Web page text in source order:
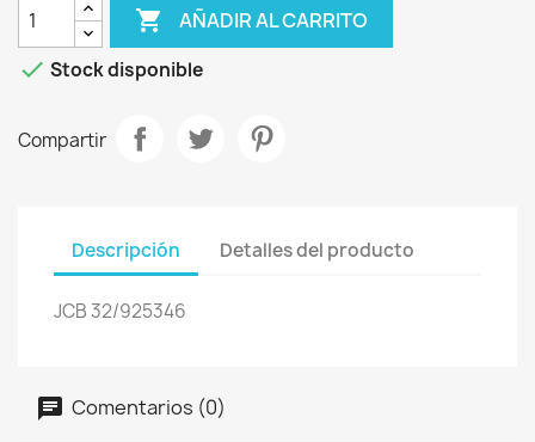
 AÑADIR AL CARRITO
 Stock disponible
Compartir
Descripción Detalles del producto
JCB 32/925346
Comentarios (0)